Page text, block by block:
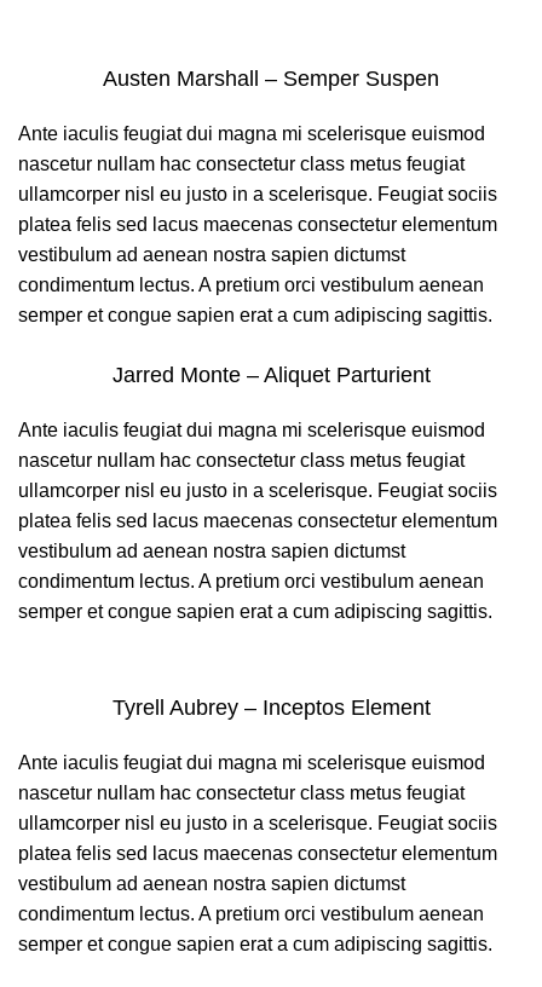
Austen Marshall – Semper Suspen
Ante iaculis feugiat dui magna mi scelerisque euismod
nascetur nullam hac consectetur class metus feugiat
ullamcorper nisl eu justo in a scelerisque. Feugiat sociis
platea felis sed lacus maecenas consectetur elementum
vestibulum ad aenean nostra sapien dictumst
condimentum lectus. A pretium orci vestibulum aenean
semper et congue sapien erat a cum adipiscing sagittis.
Jarred Monte – Aliquet Parturient
Ante iaculis feugiat dui magna mi scelerisque euismod
nascetur nullam hac consectetur class metus feugiat
ullamcorper nisl eu justo in a scelerisque. Feugiat sociis
platea felis sed lacus maecenas consectetur elementum
vestibulum ad aenean nostra sapien dictumst
condimentum lectus. A pretium orci vestibulum aenean
semper et congue sapien erat a cum adipiscing sagittis.
Tyrell Aubrey – Inceptos Element
Ante iaculis feugiat dui magna mi scelerisque euismod
nascetur nullam hac consectetur class metus feugiat
ullamcorper nisl eu justo in a scelerisque. Feugiat sociis
platea felis sed lacus maecenas consectetur elementum
vestibulum ad aenean nostra sapien dictumst
condimentum lectus. A pretium orci vestibulum aenean
semper et congue sapien erat a cum adipiscing sagittis.